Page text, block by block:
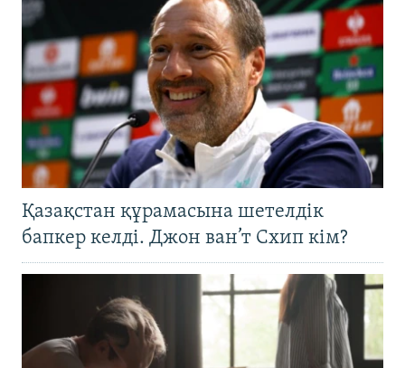
Қазақстан құрамасына шетелдік
бапкер келді. Джон ван’т Схип кім?